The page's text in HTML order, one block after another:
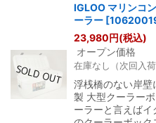
IGLOO マリンコ
ーラー [
23,980円(税込)
オープン価格
在庫なし（次回入荷
浮桟橋のない岸壁
製 大型クーラー
ーラーと言えばイ